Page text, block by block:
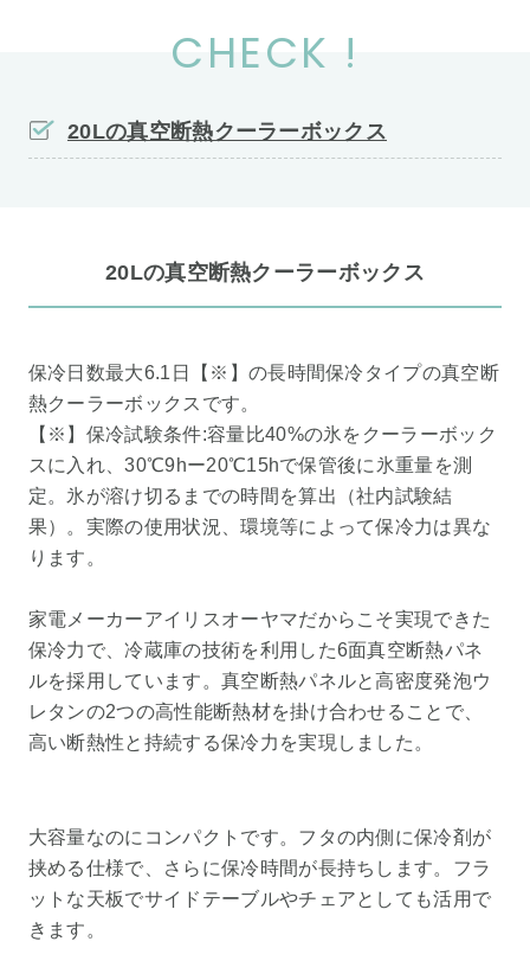
CHECK !
20Lの真空断熱クーラーボックス
20Lの真空断熱クーラーボックス
保冷日数最大6.1日【※】の長時間保冷タイプの真空断
熱クーラーボックスです。
【※】保冷試験条件:容量比40%の氷をクーラーボック
スに入れ、30℃9hー20℃15hで保管後に氷重量を測
定。氷が溶け切るまでの時間を算出（社内試験結
果）。実際の使用状況、環境等によって保冷力は異な
ります。
家電メーカーアイリスオーヤマだからこそ実現できた
保冷力で、冷蔵庫の技術を利用した6面真空断熱パネ
ルを採用しています。真空断熱パネルと高密度発泡ウ
レタンの2つの高性能断熱材を掛け合わせることで、
高い断熱性と持続する保冷力を実現しました。
大容量なのにコンパクトです。フタの内側に保冷剤が
挟める仕様で、さらに保冷時間が長持ちします。フラ
ットな天板でサイドテーブルやチェアとしても活用で
きます。